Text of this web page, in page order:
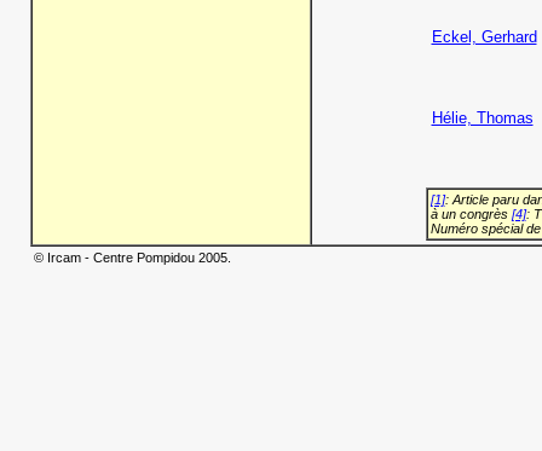
Eckel, Gerhard
Hélie, Thomas
[1]: Article paru
à un congrès [4]:
Numéro spécial
© Ircam - Centre Pompidou 2005.